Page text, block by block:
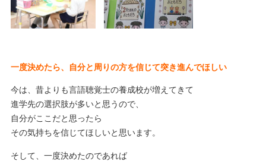
一度決めたら、自分と周りの方を信じて突き進んでほしい
今は、昔よりも言語聴覚士の養成校が増えてきて
進学先の選択肢が多いと思うので、
自分がここだと思ったら
その気持ちを信じてほしいと思います。
そして、一度決めたのであれば